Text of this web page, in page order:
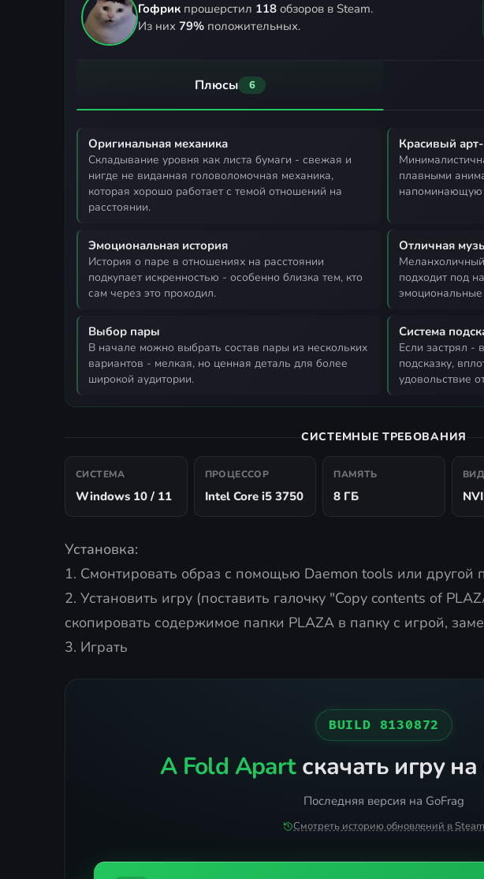
Гофрик прошерстил 118 обзоров в Steam.
Из них 79% положительных.
Плюсы 6
Оригинальная механика
складывание уровня как листа бумаги - свежая и
нигде не виданная головоломочная механика,
которая хорошо работает с темой отношений на
расстоянии.
Красивый
минималистичная графика с яркими красками и
плавными
напоминающую
Эмоциональная история
история о паре в отношениях на расстоянии
подкупает искренностью - особенно близка тем, кто
сам через это проходил.
Отличная
меланхоличный, но уютный саундтрек идеально
подходит под
Выбор пары
в начале можно выбрать состав пары из нескольких
вариантов - мелкая, но ценная деталь для более
широкой аудитории.
Система
если застрял - в любой момент можно запросить
подсказку,
удовольствие
СИСТЕМНЫЕ ТРЕБОВАНИЯ
СИСТЕМА
Windows 10 / 11
ПРОЦЕССОР
Intel Core i5 3750
ПАМЯТЬ
8 ГБ
Установка:
1. Смонтировать образ с помощью Daemon tools или другой
2. Установить игру (поставить галочку "Copy contents of
скопировать содержимое папки PLAZA в папку с игрой,
3. Играть
BUILD 8130872
A Fold Apartскачать игру
Последняя версия на GoFrag
Смотреть историю обновлений в Steam